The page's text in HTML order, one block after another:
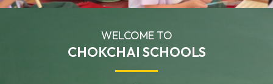
WELCOME TO
CHOKCHAI SCHOOLS